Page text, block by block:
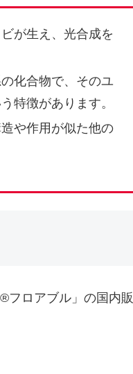
が生え、光合成を
化合物で、そのユ
特徴があります。
や作用が似た他の
フロアブル」の国内販